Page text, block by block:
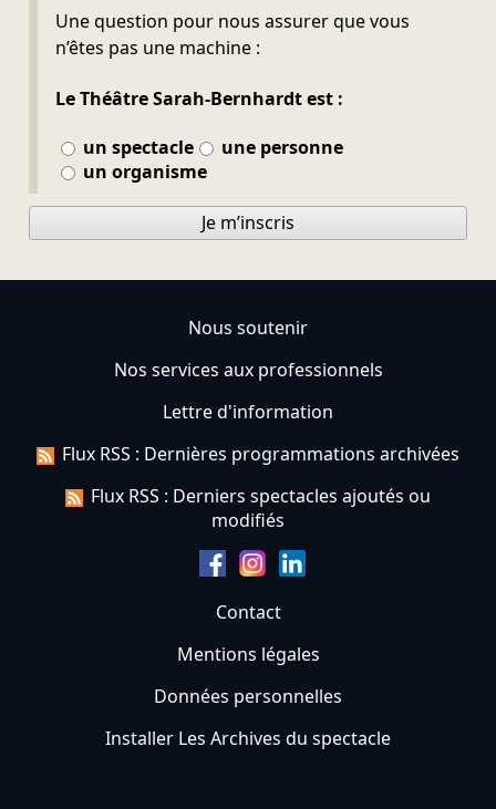
Une question pour nous assurer que vous
n’êtes pas une machine :
Le Théâtre Sarah-Bernhardt est :
un spectacle
une personne
un organisme
Ne pas remplir
Je m’inscris
Nous soutenir
Nos services aux professionnels
Lettre d'information
Flux RSS : Dernières programmations archivées
Flux RSS : Derniers spectacles ajoutés ou
modifiés
Contact
Mentions légales
Données personnelles
Installer Les Archives du spectacle